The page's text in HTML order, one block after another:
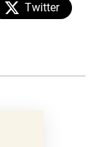
Twitter